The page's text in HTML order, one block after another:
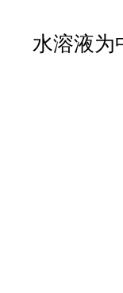
水溶液为